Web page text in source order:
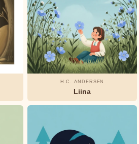
H.C. ANDERSEN
Liina